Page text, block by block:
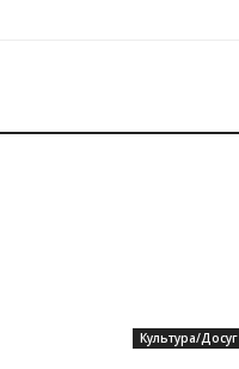
Культура/Досуг